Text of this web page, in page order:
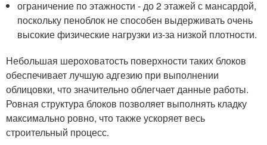
ограничение по этажности - до 2 этажей с мансардой,
поскольку пеноблок не способен выдерживать очень
высокие физические нагрузки из-за низкой плотности.
Небольшая шероховатость поверхности таких блоков
обеспечивает лучшую адгезию при выполнении
облицовки, что значительно облегчает данные работы.
Ровная структура блоков позволяет выполнять кладку
максимально ровно, что также ускоряет весь
строительный процесс.